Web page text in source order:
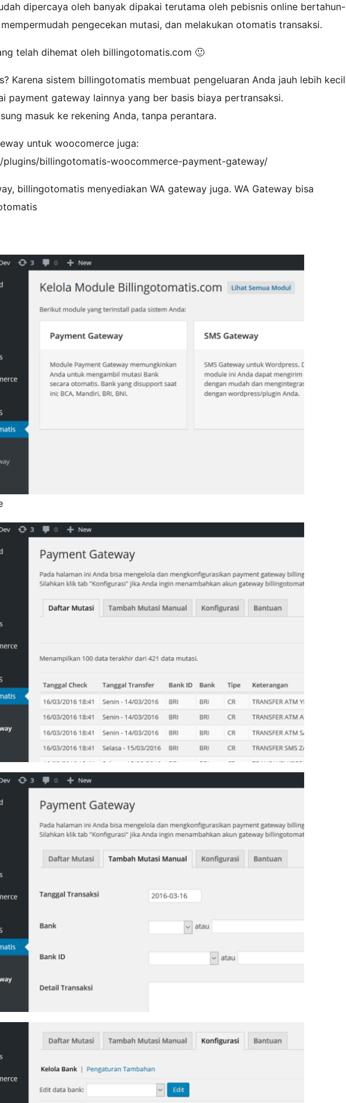
dipercaya oleh banyak dipakai terutama oleh pebisnis online bertahun-
pengecekan mutasi, dan melakukan otomatis transaksi.
telah dihemat oleh billingotomatis.com 🙂
Karena sistem billingotomatis membuat pengeluaran Anda jauh lebih kecil
payment gateway lainnya yang ber basis biaya pertransaksi.
masuk ke rekening Anda, tanpa perantara.
untuk woocomerce juga:
billingotomatis-woocommerce-payment-gateway/
billingotomatis menyediakan WA gateway juga. WA Gateway bisa